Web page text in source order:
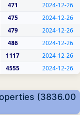
471
2024-12-26
475
2024-12-26
479
2024-12-26
486
2024-12-26
1117
2024-12-26
4555 2024-12-26
(3836.00